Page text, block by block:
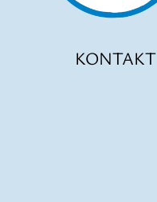
KONTAKT